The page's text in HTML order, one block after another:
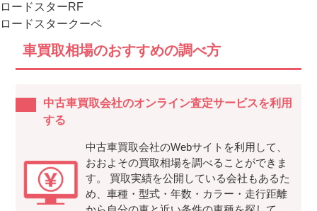
ロードスターRF
ロードスタークーペ
車買取相場のおすすめの調べ方
中古車買取会社のオンライン査定サービスを利用
する
中古車買取会社のWebサイトを利用して、
おおよその買取相場を調べることができま
す。 買取実績を公開している会社もあるた
め、車種・型式・年数・カラー・走行距離